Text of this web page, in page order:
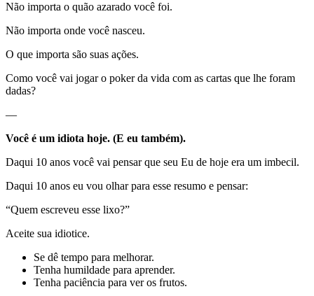
Não importa o quão azarado você foi.
Não importa onde você nasceu.
O que importa são suas ações.
Como você vai jogar o poker da vida com as cartas que lhe foram
dadas?
—
Você é um idiota hoje. (E eu também).
Daqui 10 anos você vai pensar que seu Eu de hoje era um imbecil.
Daqui 10 anos eu vou olhar para esse resumo e pensar:
“Quem escreveu esse lixo?”
Aceite sua idiotice.
Se dê tempo para melhorar.
Tenha humildade para aprender.
Tenha paciência para ver os frutos.